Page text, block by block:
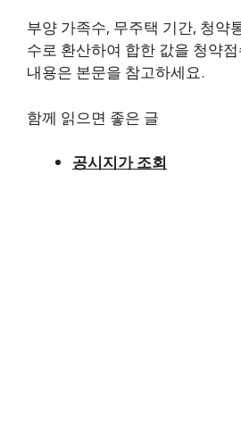
부양 가족수, 무주택 기간, 청약
수로 환산하여 합한 값을 청약
내용은 본문을 참고하세요.
함께 읽으면 좋은 글
공시지가 조회